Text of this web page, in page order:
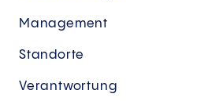
Management
Standorte
Verantwortung